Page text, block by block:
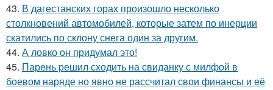
43. В дагестанских горах произошло несколько
столкновений автомобилей, которые затем по инерции
скатились по склону снега один за другим.
44. А ловко он придумал это!
45. Парень решил сходить на свиданку с милфой в
боевом наряде но явно не рассчитал свои финансы и её